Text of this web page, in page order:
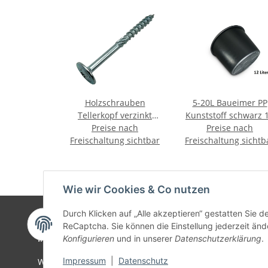
Wie wir Cookies & Co nutzen
Durch Klicken auf „Alle akzeptieren“ gestatten Sie
ReCaptcha. Sie können die Einstellung jederzeit
Konfigurieren und in unserer Datenschutzerklärung.
Impressum Datenschutz
Holzschrauben
Tellerkopf verzinkt
8x180 mm TX40 Box 50
Stk.
Preise nach
Freischaltung sichtbar
5-20L Baueimer PP
Kunststoff schwarz
Liter
Preise nach
Freischaltung
Informationen
Wir über uns